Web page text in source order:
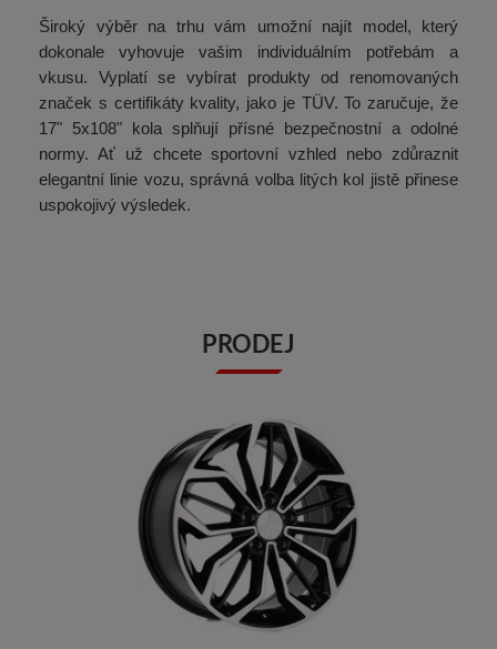
Široký výběr na trhu vám umožní najít model, který
dokonale vyhovuje vašim individuálním potřebám a
vkusu. Vyplatí se vybírat produkty od renomovaných
značek s certifikáty kvality, jako je TÜV. To zaručuje, že
17" 5x108" kola splňují přísné bezpečnostní a odolné
normy. Ať už chcete sportovní vzhled nebo zdůraznit
elegantní linie vozu, správná volba litých kol jistě přinese
uspokojivý výsledek.
PRODEJ